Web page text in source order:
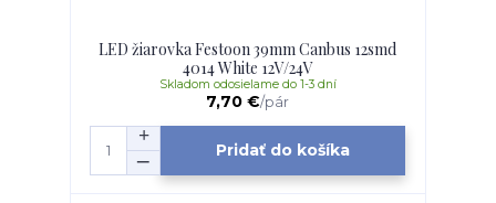
LED žiarovka Festoon 39mm Canbus 12smd
4014 White 12V/24V
7,70 €/pár
Skladom odosielame do 1-3 dní
Pridať do košíka